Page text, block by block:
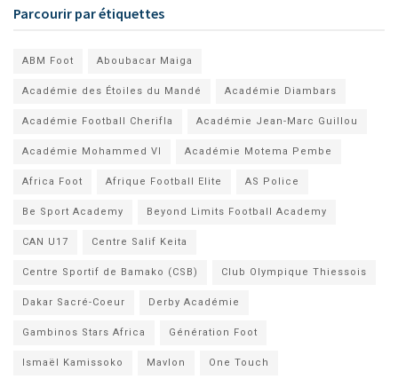
Parcourir par étiquettes
ABM Foot Aboubacar Maiga
Académie des Étoiles du Mandé Académie Diambars
Académie Football Cherifla Académie Jean-Marc Guillou
Académie Mohammed VI Académie Motema Pembe
Africa Foot Afrique Football Elite AS Police
Be Sport Academy Beyond Limits Football Academy
CAN U17 Centre Salif Keita
Centre Sportif de Bamako (CSB) Club Olympique Thiessois
Dakar Sacré-Coeur Derby Académie
Gambinos Stars Africa Génération Foot
Ismaël Kamissoko Mavlon One Touch